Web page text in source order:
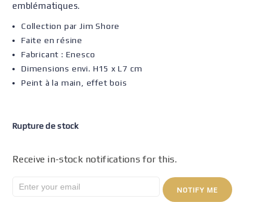
emblématiques.
Collection par Jim Shore
Faite en résine
Fabricant : Enesco
Dimensions envi. H15 x L7 cm
Peint à la main, effet bois
Rupture de stock
Receive in-stock notifications for this.
NOTIFY ME